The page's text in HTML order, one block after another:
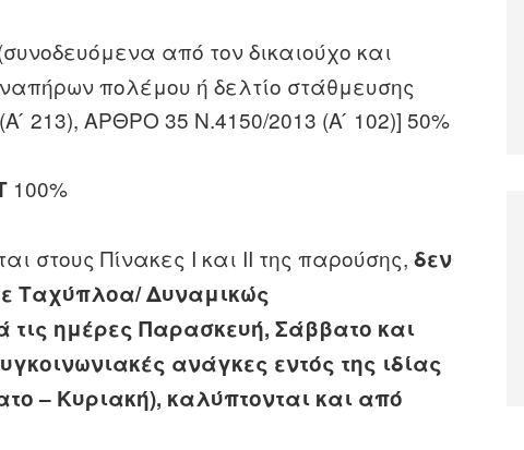
από τον δικαιούχο και
πολέμου ή δελτίο στάθμευσης
213), ΑΡΘΡΟ 35 Ν.4150/2013 (Α ́ 102)] 50%
100%
στους Πίνακες Ι και ΙΙ της παρούσης,δεν
Ταχύπλοα/ Δυναμικώς
τις ημέρες Παρασκευή, Σάββατο και
ανάγκες εντός της ιδίας
– Κυριακή), καλύπτονται και από